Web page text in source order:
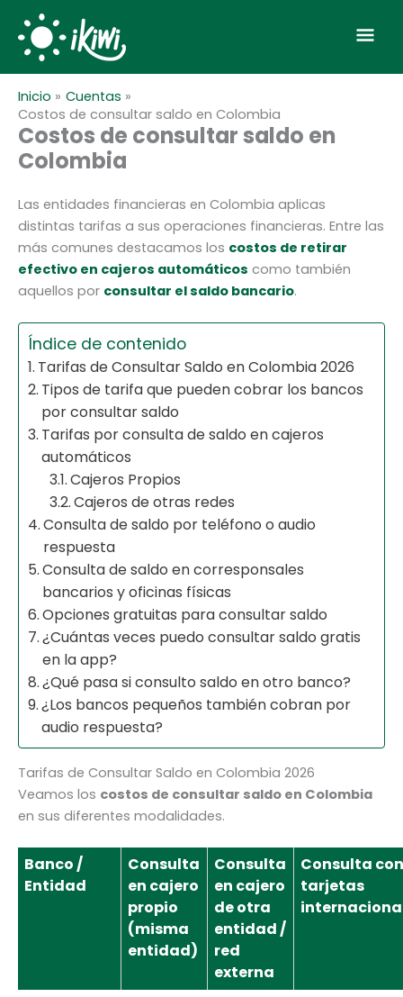
contenido
Inicio
Cuentas
Costos de consultar saldo en Colombia
Costos de consultar saldo en
Colombia
Las entidades financieras en Colombia aplicas
distintas tarifas a sus operaciones financieras. Entre las
más comunes destacamos los costos de retirar
efectivo en cajeros automáticos como también
aquellos por consultar el saldo bancario.
Índice de contenido
Tarifas de Consultar Saldo en Colombia 2026
Tipos de tarifa que pueden cobrar los bancos
por consultar saldo
Tarifas por consulta de saldo en cajeros
automáticos
Cajeros Propios
Cajeros de otras redes
Consulta de saldo por teléfono o audio
respuesta
Consulta de saldo en corresponsales
bancarios y oficinas físicas
Opciones gratuitas para consultar saldo
¿Cuántas veces puedo consultar saldo gratis
en la app?
¿Qué pasa si consulto saldo en otro banco?
¿Los bancos pequeños también cobran por
audio respuesta?
Tarifas de Consultar Saldo en Colombia 2026
Veamos los costos de consultar saldo en Colombia
en sus diferentes modalidades.
Banco /
Entidad
Consulta
en cajero
propio
(misma
entidad)
Consulta
en cajero
de otra
entidad /
red
externa
Consulta
tarjetas